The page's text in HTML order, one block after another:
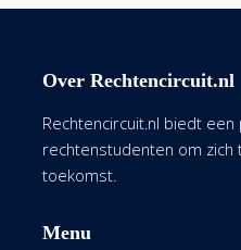
Over Rechtencircuit.nl
Rechtencircuit.nl biedt
rechtenstudenten om
toekomst.
Menu